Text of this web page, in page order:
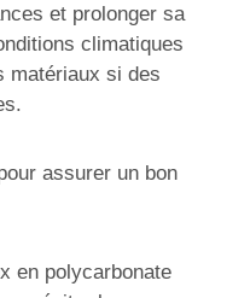
et prolonger sa
climatiques
matériaux si des
assurer un bon
en polycarbonate